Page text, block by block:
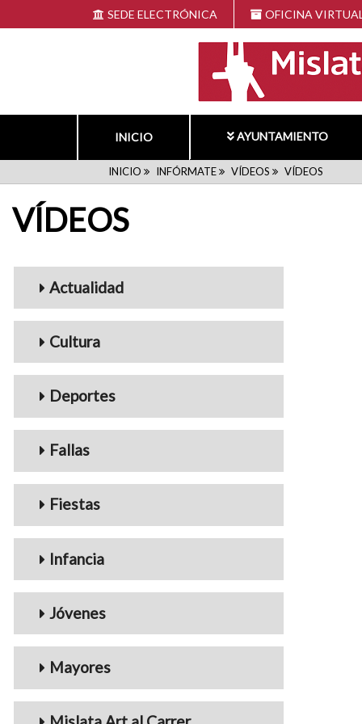
al
SEDE ELECTRÓNICA OFICINA
INICIO AYUNTAMIENTO
RUTA
DE
NAVEGACIÓN
INICIO INFÓRMATE VÍDEOS VÍDEOS
VÍDEOS
Menu_Videos
Actualidad
Cultura
Deportes
Fallas
Fiestas
Infancia
Jóvenes
Mayores